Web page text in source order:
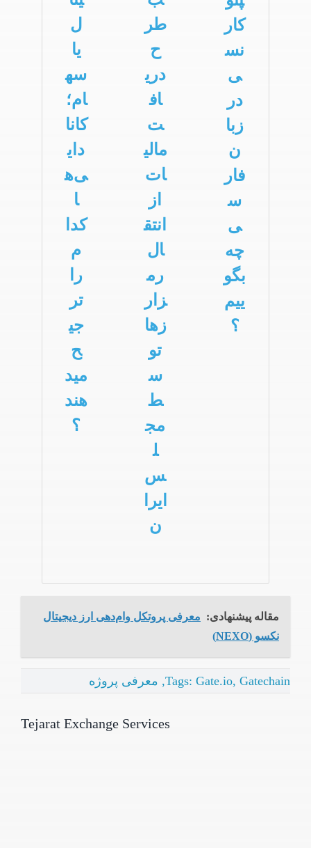
ل
یا
سه
ام؛
کانا
دای
ی‌ه
ا
کدا
م
را
تر
جی
ح
مید
هند
؟
مجلس
ایران
طر
ح
دری
اف
ت
مالی
ات
از
انتق
ال
رم
زار
زها
تو
س
ط
مج
ل
س
ایرا
ن
کار
نس
ی
در
زبا
ن
فار
س
ی
چه
بگو
ییم
؟
مقاله پیشنهادی: معرفی پروتکل وام‌دهی ارز دیجیتال
نکسو (NEXO)
Tags:Gate.io,Gatechain
, معرفی پروژه
Tejarat Exchange Services